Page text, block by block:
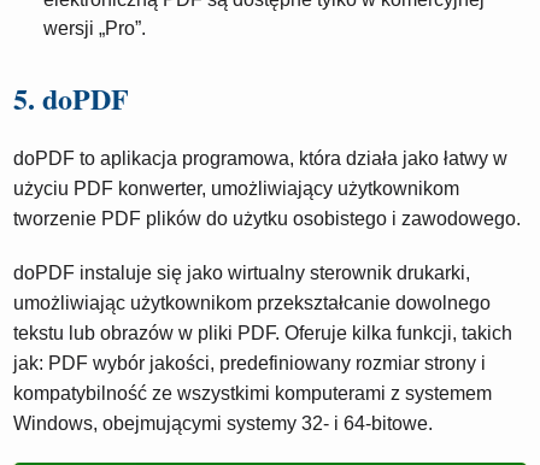
wersji „Pro”.
5. doPDF
doPDF to aplikacja programowa, która działa jako łatwy w
użyciu PDF konwerter, umożliwiający użytkownikom
tworzenie PDF plików do użytku osobistego i zawodowego.
doPDF instaluje się jako wirtualny sterownik drukarki,
umożliwiając użytkownikom przekształcanie dowolnego
tekstu lub obrazów w pliki PDF. Oferuje kilka funkcji, takich
jak: PDF wybór jakości, predefiniowany rozmiar strony i
kompatybilność ze wszystkimi komputerami z systemem
Windows, obejmującymi systemy 32- i 64-bitowe.